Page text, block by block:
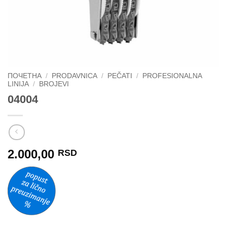
ПОЧЕТНА / PRODAVNICA / PEČATI /
PROFESIONALNA
LINIJA / BROJEVI
04004
2.000,00 RSD